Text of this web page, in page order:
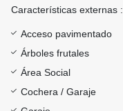
Características externas :
Acceso pavimentado
Árboles frutales
Área Social
Cochera / Garaje